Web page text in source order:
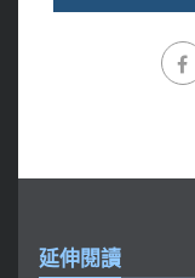
延伸閱讀